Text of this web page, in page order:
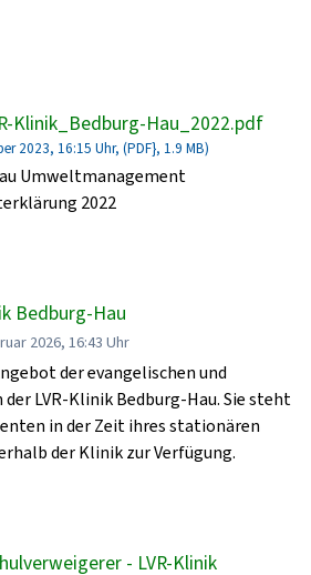
Klinik_Bedburg-Hau_2022.pdf
2023, 16:15 Uhr, (PDF}, 1.9 MB)
Umweltmanagement
2022
Bedburg-Hau
2026, 16:43 Uhr
der evangelischen und
LVR-Klinik Bedburg-Hau. Sie steht
in der Zeit ihres stationären
der Klinik zur Verfügung.
- LVR-Klinik